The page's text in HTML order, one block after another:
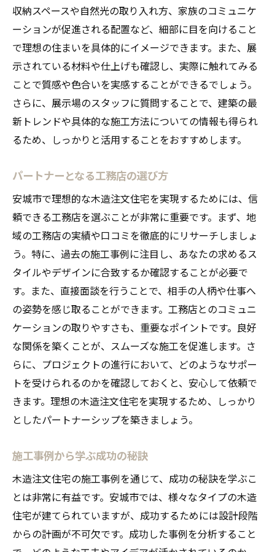
収納スペースや自然光の取り入れ方、家族のコミュニケ
ーションが促進される配置など、細部に目を向けること
で理想の住まいを具体的にイメージできます。また、展
示されている材料や仕上げも確認し、実際に触れてみる
ことで質感や色合いを実感することができるでしょう。
さらに、展示場のスタッフに質問することで、建築の最
新トレンドや具体的な施工方法についての情報も得られ
るため、しっかりと活用することをおすすめします。
パートナーとなる工務店の選び方
安城市で理想的な木造注文住宅を実現するためには、信
頼できる工務店を選ぶことが非常に重要です。まず、地
域の工務店の実績や口コミを徹底的にリサーチしましょ
う。特に、過去の施工事例に注目し、あなたの求めるス
タイルやデザインに合致するか確認することが必要で
す。また、直接面談を行うことで、相手の人柄や仕事へ
の姿勢を感じ取ることができます。工務店とのコミュニ
ケーションの取りやすさも、重要なポイントです。良好
な関係を築くことが、スムーズな施工を促進します。さ
らに、プロジェクトの進行において、どのようなサポー
トを受けられるのかを確認しておくと、安心して依頼で
きます。理想の木造注文住宅を実現するため、しっかり
としたパートナーシップを築きましょう。
施工事例から学ぶ成功の秘訣
木造注文住宅の施工事例を通じて、成功の秘訣を学ぶこ
とは非常に有益です。安城市では、様々なタイプの木造
住宅が建てられていますが、成功するためには設計段階
からの計画が不可欠です。成功した事例を分析すること